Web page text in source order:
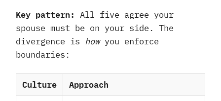
Key pattern: All five agree your
spouse must be on your side. The
divergence is howyou enforce
boundaries:
Culture Approach